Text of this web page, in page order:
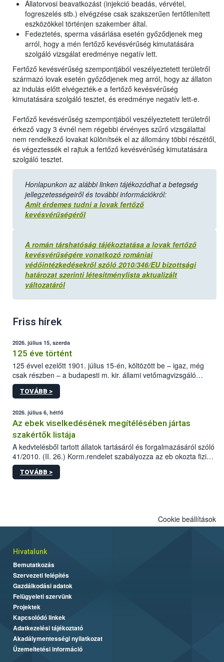
Állatorvosi beavatkozást (injekció beadás, vérvétel,
fogreszelés stb.) elvégzése csak szakszerűen fertőtlenített
eszközökkel történjen szakember által.
Fedeztetés, sperma vásárlása esetén győződjenek meg
arról, hogy a mén fertőző kevésvérűség kimutatására
szolgáló vizsgálat eredménye negatív lett.
Fertőző kevésvérűség szempontjából veszélyeztetett területről
származó lovak esetén győződjenek meg arról, hogy az állaton
az indulás előtt elvégezték-e a fertőző kevésvérűség
kimutatására szolgáló tesztet, és eredménye negatív lett-e.
Fertőző kevésvérűség szempontjából veszélyeztetett területről
érkező vagy 3 évnél nem régebbi érvényes szűrő vizsgálattal
nem rendelkező lovakat különítsék el az állomány többi részétől,
és végeztessék el rajtuk a fertőző kevésvérűség kimutatására
szolgáló tesztet.
Honlapunkon az alábbi linken tájékozódhat a betegség
jellegzetességeiről és további információkról:
Amit érdemes tudni a lovak fertőző
kevésvérűségéről
A román társhatóság tájékoztatása a lovak fertőző
kevésvérűségére vonatkozó romániai
védőintézkedésekről szóló 2010/346/EU bizottsági
határozat szerinti létesítménylista aktualizált
változatáról
Friss hírek
2026. július 15, szerda
125 éve történt
125 évvel ezelőtt 1901. július 15-én, költözött be – igaz, még
csak részben – a budapesti m. kir. állami vetőmagvizsgáló
állomás a Kis Rókus utca 15. szám alatti, Czigler Győző által
tervezett új épületébe.
TOVÁBB >
2026. július 6, hétfő
Az ebek viselkedésének megítélésében jártas
szakértők listája
A kedvtelésből tartott állatok tartásáról és forgalmazásáról szóló
41/2010. (II. 26.) Korm.rendelet szabályozza az eb okozta fizikai
sérülés, illetve ennek veszélye keletkezésekor felmerülő
hatósági feladatokat, valamint a veszélyes eb tartását és annak
TOVÁBB >
Cookie beállítások
Hivatalunk
Bemutatkozás
Szervezeti felépítés
Gazdálkodási adatok
Felügyeleti szervünk
Projektek
Kapcsolódó linkek
Adatkezelési tájékoztató
Akadálymentességi nyilatkozat
Üzemeltetési információ